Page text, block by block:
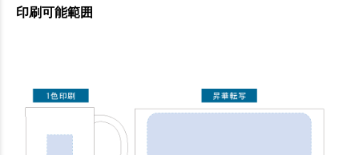
印刷可能範囲